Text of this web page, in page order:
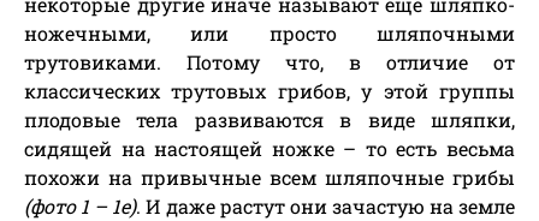
ножечными, или просто шляпочными
трутовиками. Потому что, в отличие от
классических трутовых грибов, у этой группы
плодовые тела развиваются в виде шляпки,
сидящей на настоящей ножке – то есть весьма
похожи на привычные всем шляпочные грибы
(фото 1 – 1е). И даже растут они зачастую на земле